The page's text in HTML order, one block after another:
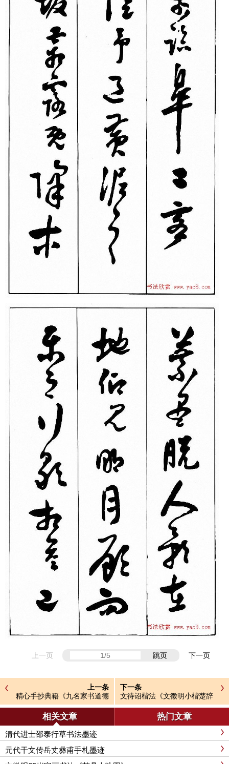
上一页 跳页 下一页
上一条
精心手抄典籍《九名家书道德
经》
下一条
文待诏楷法《文徵明小楷楚辞
精品册》
相关文章 热门文章
清代进士邵泰行草书法墨迹
元代干文传岳丈彝甫手札墨迹